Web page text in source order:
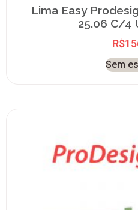
Lima Easy
25.06 C/4
R$
Sem